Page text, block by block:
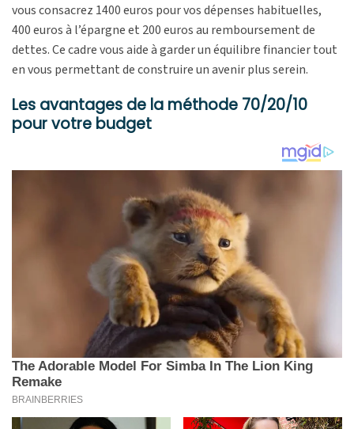
vous consacrez 1400 euros pour vos dépenses habituelles,
400 euros à l’épargne et 200 euros au remboursement de
dettes. Ce cadre vous aide à garder un équilibre financier tout
en vous permettant de construire un avenir plus serein.
Les avantages de la méthode 70/20/10
pour votre budget